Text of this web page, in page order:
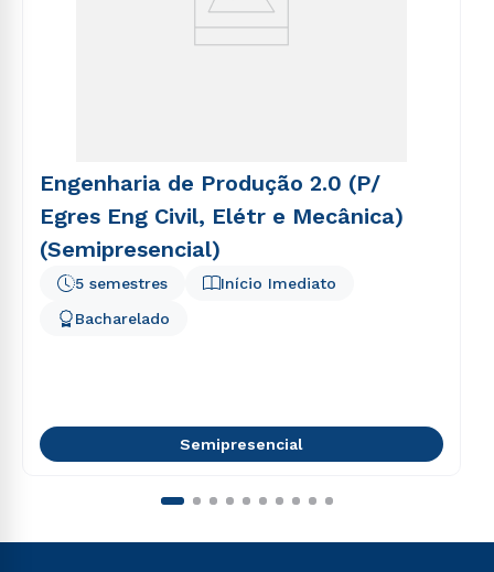
Engenharia de Produção 2.0 (P/
Egres Eng Civil, Elétr e Mecânica)
(Semipresencial)
Início Imediato
5 semestres
Bacharelado
Semipresencial